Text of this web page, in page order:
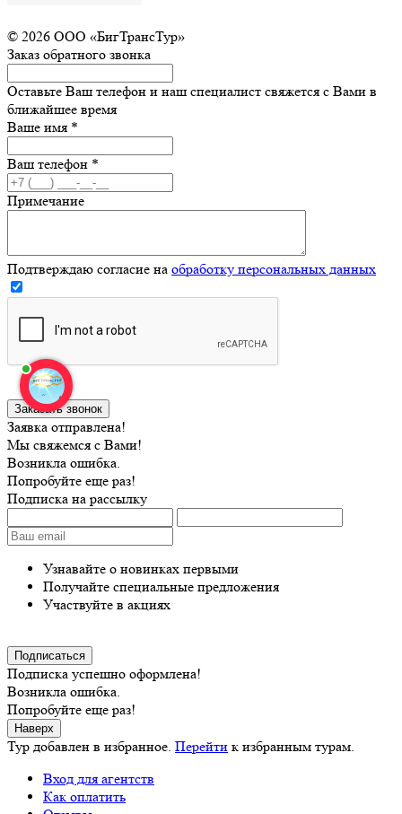
© 2026 ООО «БигТрансТур»
Заказ обратного звонка
Оставьте Ваш телефон и наш специалист свяжется с Вами в
ближайшее время
Ваше имя *
Ваш телефон *
Примечание
Подтверждаю согласие на обработку персональных данных
Заявка отправлена!
Мы свяжемся с Вами!
Возникла ошибка.
Попробуйте еще раз!
Подписка на рассылку
Узнавайте о новинках первыми
Получайте специальные предложения
Участвуйте в акциях
Подписка успешно оформлена!
Возникла ошибка.
Попробуйте еще раз!
Наверх
Тур добавлен в избранное. Перейти к избранным турам.
Вход для агентств
Как оплатить